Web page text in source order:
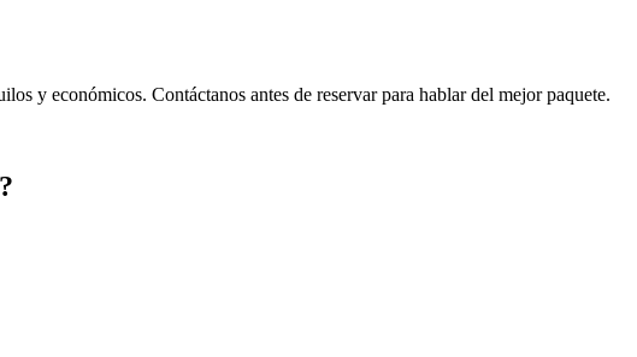
y económicos. Contáctanos antes de reservar para hablar del mejor paquete.